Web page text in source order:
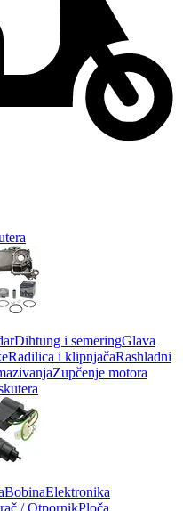
Dihtung i semeringGlava
Radilica i klipnjačaRashladni
Zupčenje motora
BobinaElektronika
/ OtpornikPloča